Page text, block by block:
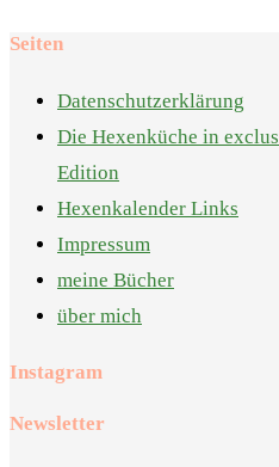
Seiten
Datenschutzerklärung
Die Hexenküche in
Edition
Hexenkalender Links
Impressum
meine Bücher
über mich
Instagram
Newsletter